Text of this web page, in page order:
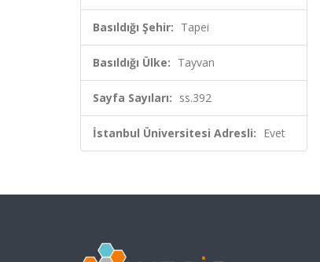
Basıldığı Şehir: Tapei
Basıldığı Ülke: Tayvan
Sayfa Sayıları: ss.392
İstanbul Üniversitesi Adresli: Evet